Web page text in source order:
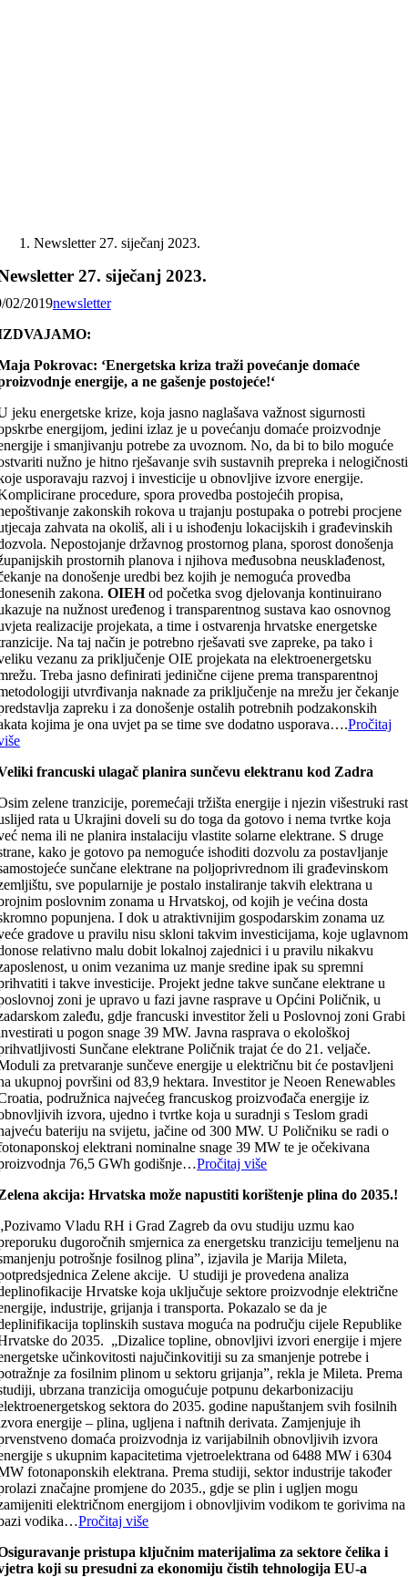
Newsletter 27. siječanj 2023.
27. siječanj 2023.
02/2019newsletter
Pokrovac: ‘Energetska kriza traži povećanje domaće
energije, a ne gašenje postojeće!‘
jeku energetske krize, koja jasno naglašava važnost sigurnosti
energijom, jedini izlaz je u povećanju domaće proizvodnje
i smanjivanju potrebe za uvoznom. No, da bi to bilo moguće
nužno je hitno rješavanje svih sustavnih prepreka i nelogičnosti
usporavaju razvoj i investicije u obnovljive izvore energije.
procedure, spora provedba postojećih propisa,
zakonskih rokova u trajanju postupaka o potrebi procjene
zahvata na okoliš, ali i u ishođenju lokacijskih i građevinskih
Nepostojanje državnog prostornog plana, sporost donošenja
prostornih planova i njihova međusobna neusklađenost,
na donošenje uredbi bez kojih je nemoguća provedba
zakona.OIEHod početka svog djelovanja kontinuirano
na nužnost uređenog i transparentnog sustava kao osnovnog
realizacije projekata, a time i ostvarenja hrvatske energetske
Na taj način je potrebno rješavati sve zapreke, pa tako i
vezanu za priključenje OIE projekata na elektroenergetsku
Treba jasno definirati jedinične cijene prema transparentnoj
utvrđivanja naknade za priključenje na mrežu jer čekanje
zapreku i za donošenje ostalih potrebnih podzakonskih
kojima je ona uvjet pa se time sve dodatno usporava….Pročitaj
francuski ulagač planira sunčevu elektranu kod Zadra
zelene tranzicije, poremećaji tržišta energije i njezin višestruki rast
rata u Ukrajini doveli su do toga da gotovo i nema tvrtke koja
nema ili ne planira instalaciju vlastite solarne elektrane. S druge
kako je gotovo pa nemoguće ishoditi dozvolu za postavljanje
sunčane elektrane na poljoprivrednom ili građevinskom
sve popularnije je postalo instaliranje takvih elektrana u
poslovnim zonama u Hrvatskoj, od kojih je većina dosta
popunjena. I dok u atraktivnijim gospodarskim zonama uz
gradove u pravilu nisu skloni takvim investicijama, koje uglavnom
relativno malu dobit lokalnoj zajednici i u pravilu nikakvu
u onim vezanima uz manje sredine ipak su spremni
i takve investicije. Projekt jedne takve sunčane elektrane u
zoni je upravo u fazi javne rasprave u Općini Poličnik, u
zaleđu, gdje francuski investitor želi u Poslovnoj zoni Grabi
u pogon snage 39 MW. Javna rasprava o ekološkoj
Sunčane elektrane Poličnik trajat će do 21. veljače.
za pretvaranje sunčeve energije u električnu bit će postavljeni
ukupnoj površini od 83,9 hektara. Investitor je Neoen Renewables
podružnica najvećeg francuskog proizvođača energije iz
izvora, ujedno i tvrtke koja u suradnji s Teslom gradi
bateriju na svijetu, jačine od 300 MW. U Poličniku se radi o
elektrani nominalne snage 39 MW te je očekivana
76,5 GWh godišnje…Pročitaj više
akcija: Hrvatska može napustiti korištenje plina do 2035.!
Vladu RH i Grad Zagreb da ovu studiju uzmu kao
dugoročnih smjernica za energetsku tranziciju temeljenu na
potrošnje fosilnog plina”, izjavila je Marija Mileta,
Zelene akcije. U studiji je provedena analiza
Hrvatske koja uključuje sektore proizvodnje električne
industrije, grijanja i transporta. Pokazalo se da je
toplinskih sustava moguća na području cijele Republike
do 2035. „Dizalice topline, obnovljivi izvori energije i mjere
učinkovitosti najučinkovitiji su za smanjenje potrebe i
za fosilnim plinom u sektoru grijanja”, rekla je Mileta. Prema
ubrzana tranzicija omogućuje potpunu dekarbonizaciju
sektora do 2035. godine napuštanjem svih fosilnih
energije – plina, ugljena i naftnih derivata. Zamjenjuje ih
domaća proizvodnja iz varijabilnih obnovljivih izvora
s ukupnim kapacitetima vjetroelektrana od 6488 MW i 6304
fotonaponskih elektrana. Prema studiji, sektor industrije također
značajne promjene do 2035., gdje se plin i ugljen mogu
električnom energijom i obnovljivim vodikom te gorivima na
vodika…Pročitaj više
pristupa ključnim materijalima za sektore čelika i
koji su presudni za ekonomiju čistih tehnologija EU-a